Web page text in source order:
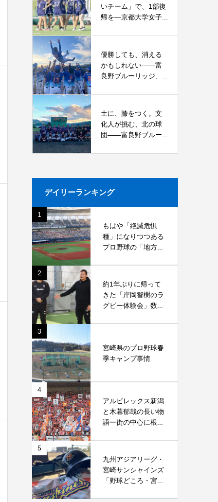
いチーム」で、1部復
帰を―京都大学女子...
優勝しても、消える
かもしれない――富
良野ブルーリッジ、...
土に、膝をつく。文
化人が挑む、北の球
団――富良野ブルー...
デイリーランキング
1
もはや「絶滅危惧
種」になりつつある
プロ野球の「地方...
2
約1年ぶりに帰って
きた「岸岡智樹のラ
グビー体験会」数...
3
宮崎県のプロ野球春
季キャンプ事情
4
アルビレックス新潟
と木暮郁哉の長い物
語ー街の中心に根...
5
九州アジアリーグ・
宮崎サンシャインズ
「野球どころ・宮...